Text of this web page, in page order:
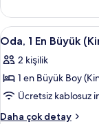
fotoğrafları
görün
Non
Smoking
hakkında
fazla
detay
Oda,
1
En
Büyük
(King)
Boy
5
Oda, 1 En Büyük
2 kişilik
1 en Büyük Boy
Ücretsiz kablosuz
Daha çok detay
Oda,